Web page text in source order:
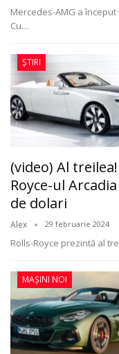
Mercedes-AMG a început
Cu…
ȘTIRI
(video) Al
Royce-ul
de dolari
Alex 29 februarie 2024
Rolls-Royce prezintă al
MAȘINI NOI